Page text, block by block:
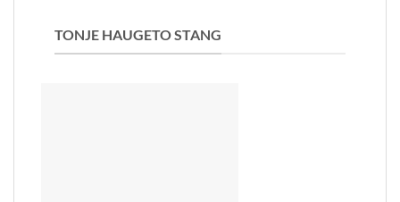
TONJE HAUGETO STANG